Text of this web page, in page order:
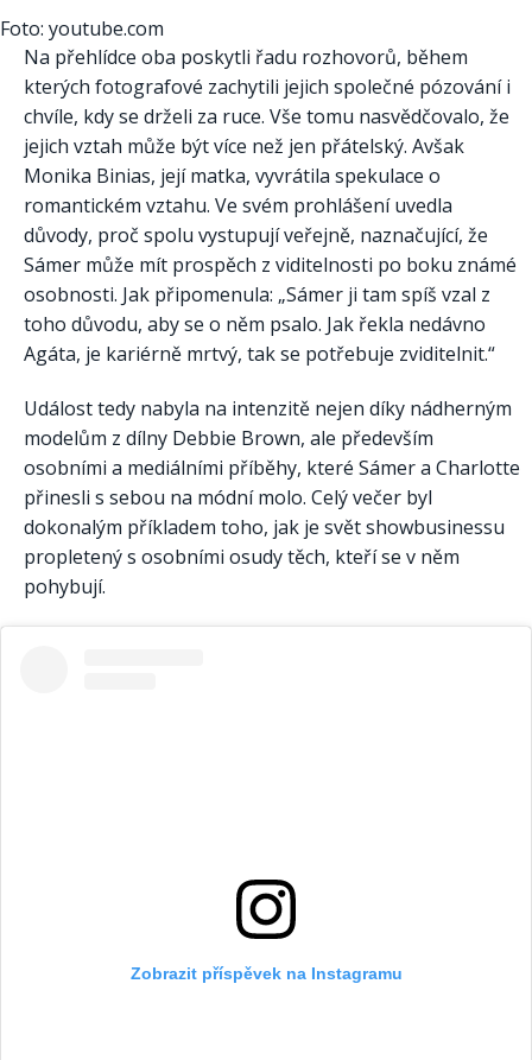
Foto: youtube.com
Na přehlídce oba poskytli řadu rozhovorů, během
kterých fotografové zachytili jejich společné pózování i
chvíle, kdy se drželi za ruce. Vše tomu nasvědčovalo, že
jejich vztah může být více než jen přátelský. Avšak
Monika Binias, její matka, vyvrátila spekulace o
romantickém vztahu. Ve svém prohlášení uvedla
důvody, proč spolu vystupují veřejně, naznačující, že
Sámer může mít prospěch z viditelnosti po boku známé
osobnosti. Jak připomenula: „Sámer ji tam spíš vzal z
toho důvodu, aby se o něm psalo. Jak řekla nedávno
Agáta, je kariérně mrtvý, tak se potřebuje zviditelnit.“
Událost tedy nabyla na intenzitě nejen díky nádherným
modelům z dílny Debbie Brown, ale především
osobními a mediálními příběhy, které Sámer a Charlotte
přinesli s sebou na módní molo. Celý večer byl
dokonalým příkladem toho, jak je svět showbusinessu
propletený s osobními osudy těch, kteří se v něm
pohybují.
Zobrazit příspěvek na Instagramu